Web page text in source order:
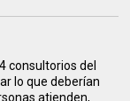
consultorios del
lo que deberían
atienden,